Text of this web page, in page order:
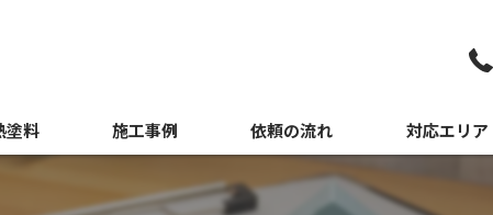
塗料 施工事例 依頼の流れ 対応エリア
日光市の外壁